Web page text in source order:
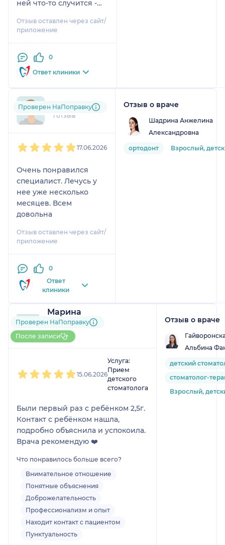
ней что-то случится -
снимать и ставить
коронку. Здесь ее
предварительно
снимок. Доктор очень
понятно все объяснял,
ассистентка тоже очень
милые и вежливые. В
клинике чисто,
клинике и Туралу
Отзыв оставлен через сайт/
приложение
0
Ответ клиники
+7xxxxxxxx13
1 отзыв
Проверен НаПоправку
17.06.2026
Очень понравился
специалист. Лечусь у
нее уже несколько
месяцев. Всем
довольна
Отзыв оставлен через сайт/
приложение
0
Ответ
клиники
Отзыв о враче
Шадрина Анжелина
Александровна
ортодонт Взрослый,
Марина
22 отзываи2 оценки
Больше 60 записей через
НаПоправку
Проверен НаПоправку
После записи
15.06.2026
Услуга:
Прием
детского
стоматолога
Были первый раз с ребёнком 2,5г.
Контакт с ребёнком нашла,
подробно объяснила и успокоила.
Врача рекомендую ❤️
Что понравилось больше всего?
Внимательное отношение
Понятные объяснения
Доброжелательность
Профессионализм и опыт
Находит контакт с пациентом
Пунктуальность
Отзыв о враче
Альбина
детский
стоматолог-
Взрослый,